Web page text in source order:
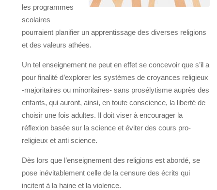
les programmes
scolaires
pourraient planifier un apprentissage des diverses religions
et des valeurs athées.
Un tel enseignement ne peut en effet se concevoir que s’il a
pour finalité d’explorer les systèmes de croyances religieux
-majoritaires ou minoritaires- sans prosélytisme auprès des
enfants, qui auront, ainsi, en toute conscience, la liberté de
choisir une fois adultes. Il doit viser à encourager la
réflexion basée sur la science et éviter des cours pro-
religieux et anti science.
Dès lors que l’enseignement des religions est abordé, se
pose inévitablement celle de la censure des écrits qui
incitent à la haine et la violence.